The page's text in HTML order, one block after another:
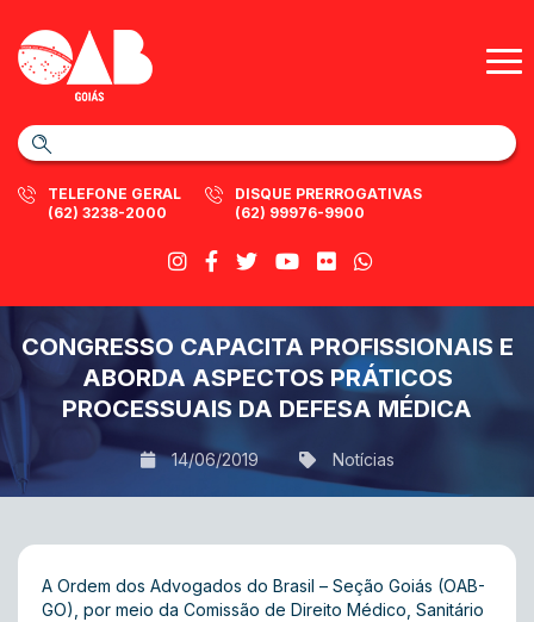
TELEFONE GERAL
(62) 3238-2000
DISQUE PRERROGATIVAS
(62) 99976-9900
CONGRESSO CAPACITA PROFISSIONAIS E
ABORDA ASPECTOS PRÁTICOS
PROCESSUAIS DA DEFESA MÉDICA
14/06/2019 Notícias
A Ordem dos Advogados do Brasil – Seção Goiás (OAB-
GO), por meio da Comissão de Direito Médico, Sanitário